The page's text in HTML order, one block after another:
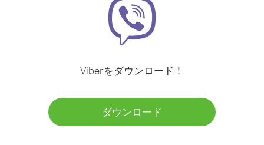
Viberをダウンロード！
ダウンロード